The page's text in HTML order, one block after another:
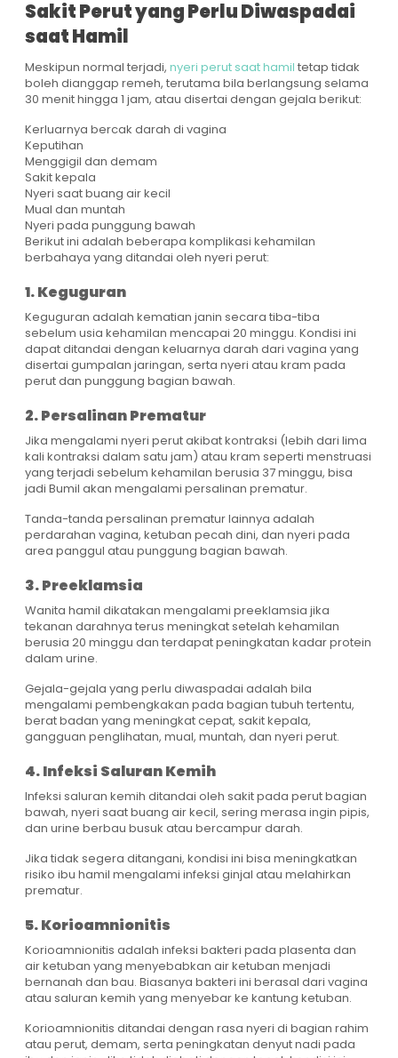
Sakit Perut yang Perlu Diwaspadai
saat Hamil
Meskipun normal terjadi, nyeri perut saat hamil tetap tidak
boleh dianggap remeh, terutama bila berlangsung selama
30 menit hingga 1 jam, atau disertai dengan gejala berikut:
Kerluarnya bercak darah di vagina
Keputihan
Menggigil dan demam
Sakit kepala
Nyeri saat buang air kecil
Mual dan muntah
Nyeri pada punggung bawah
Berikut ini adalah beberapa komplikasi kehamilan
berbahaya yang ditandai oleh nyeri perut:
1. Keguguran
Keguguran adalah kematian janin secara tiba-tiba
sebelum usia kehamilan mencapai 20 minggu. Kondisi ini
dapat ditandai dengan keluarnya darah dari vagina yang
disertai gumpalan jaringan, serta nyeri atau kram pada
perut dan punggung bagian bawah.
2. Persalinan Prematur
Jika mengalami nyeri perut akibat kontraksi (lebih dari lima
kali kontraksi dalam satu jam) atau kram seperti menstruasi
yang terjadi sebelum kehamilan berusia 37 minggu, bisa
jadi Bumil akan mengalami persalinan prematur.
Tanda-tanda persalinan prematur lainnya adalah
perdarahan vagina, ketuban pecah dini, dan nyeri pada
area panggul atau punggung bagian bawah.
3. Preeklamsia
Wanita hamil dikatakan mengalami preeklamsia jika
tekanan darahnya terus meningkat setelah kehamilan
berusia 20 minggu dan terdapat peningkatan kadar protein
dalam urine.
Gejala-gejala yang perlu diwaspadai adalah bila
mengalami pembengkakan pada bagian tubuh tertentu,
berat badan yang meningkat cepat, sakit kepala,
gangguan penglihatan, mual, muntah, dan nyeri perut.
4. Infeksi Saluran Kemih
Infeksi saluran kemih ditandai oleh sakit pada perut bagian
bawah, nyeri saat buang air kecil, sering merasa ingin pipis,
dan urine berbau busuk atau bercampur darah.
Jika tidak segera ditangani, kondisi ini bisa meningkatkan
risiko ibu hamil mengalami infeksi ginjal atau melahirkan
prematur.
5. Korioamnionitis
Korioamnionitis adalah infeksi bakteri pada plasenta dan
air ketuban yang menyebabkan air ketuban menjadi
bernanah dan bau. Biasanya bakteri ini berasal dari vagina
atau saluran kemih yang menyebar ke kantung ketuban.
Korioamnionitis ditandai dengan rasa nyeri di bagian rahim
atau perut, demam, serta peningkatan denyut nadi pada